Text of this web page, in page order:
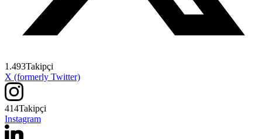
1.493Takipçi
X (formerly Twitter)
414Takipçi
Instagram